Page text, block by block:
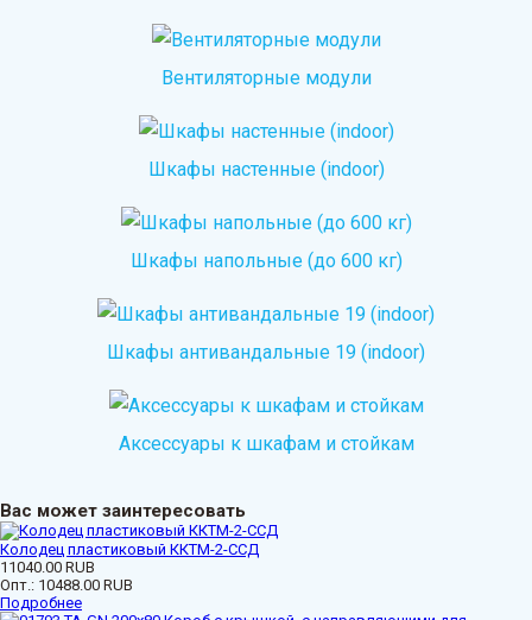
Вентиляторные модули
Шкафы настенные (indoor)
Шкафы напольные (до 600 кг)
Шкафы антивандальные 19 (indoor)
Аксессуары к шкафам и стойкам
Вас может заинтересовать
Колодец пластиковый ККТМ-2-ССД
11040.00 RUB
Опт.: 10488.00 RUB
Подробнее